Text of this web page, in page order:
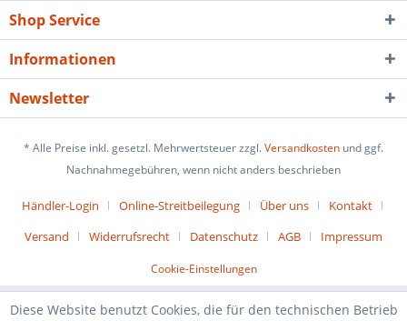
Shop Service
Informationen
Newsletter
* Alle Preise inkl. gesetzl. Mehrwertsteuer zzgl.Versandkosten und ggf.
Nachnahmegebühren, wenn nicht anders beschrieben
Händler-Login Online-Streitbeilegung Über uns
Kontakt
Versand
Widerrufsrecht Datenschutz AGB Impressum
Cookie-Einstellungen
Diese Website benutzt Cookies, die für den technischen Betrieb